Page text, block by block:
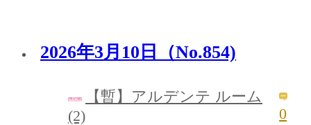
2026年3月10日（No.854)
【暫】アルデンテ ルーム
(2)
0